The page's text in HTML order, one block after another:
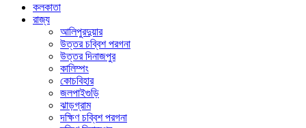
কলকাতা
রাজ্য
আলিপুরদুয়ার
উত্তর চব্বিশ পরগনা
উত্তর দিনাজপুর
কালিম্পং
কোচবিহার
জলপাইগুড়ি
ঝাড়গ্রাম
দক্ষিণ চব্বিশ পরগনা